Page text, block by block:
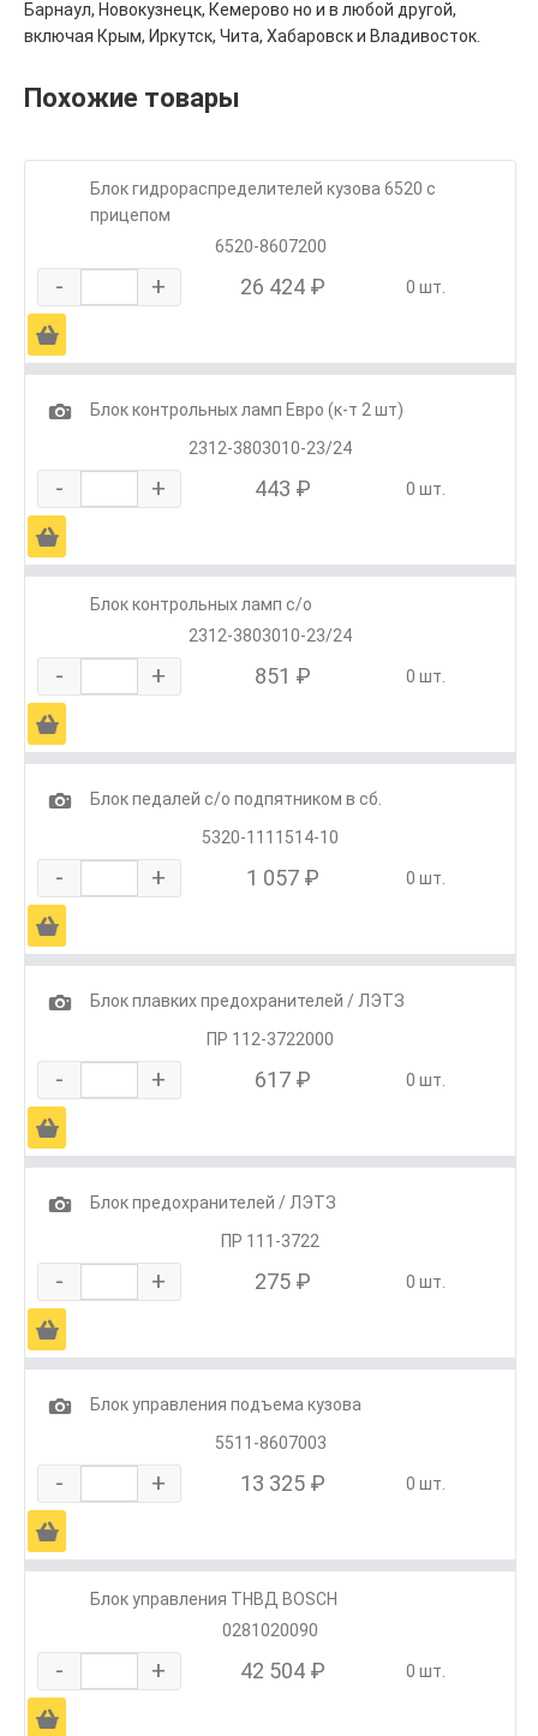
Барнаул, Новокузнецк, Кемерово но и в любой другой,
включая Крым, Иркутск, Чита, Хабаровск и Владивосток.
Похожие товары
Блок гидрораспределителей кузова 6520 с
прицепом
6520-8607200
- + 26 424 ₽ 0 шт.
Ä
1
Блок контрольных ламп Евро (к-т 2 шт)
2312-3803010-23/24
- + 443 ₽ 0 шт.
Ä
Блок контрольных ламп с/о
2312-3803010-23/24
- + 851 ₽ 0 шт.
Ä
1
Блок педалей с/о подпятником в сб.
5320-1111514-10
- + 1 057 ₽ 0 шт.
Ä
1
Блок плавких предохранителей / ЛЭТЗ
ПР 112-3722000
- + 617 ₽ 0 шт.
Ä
1
Блок предохранителей / ЛЭТЗ
ПР 111-3722
- + 275 ₽ 0 шт.
Ä
1
Блок управления подъема кузова
5511-8607003
- + 13 325 ₽ 0 шт.
Ä
Блок управления ТНВД BOSCH
0281020090
- + 42 504 ₽ 0 шт.
Ä